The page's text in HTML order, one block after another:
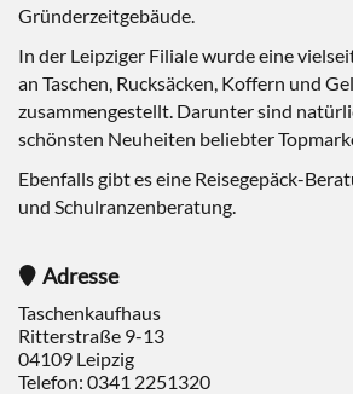
Gründerzeitgebäude.
In der Leipziger Filiale wurde eine
an Taschen, Rucksäcken, Koffern und
zusammengestellt. Darunter sind
schönsten Neuheiten beliebter
Ebenfalls gibt es eine Reisegepäck-
und Schulranzenberatung.
Adresse
Taschenkaufhaus
Ritterstraße 9-13
04109 Leipzig
Telefon: 0341 2251320